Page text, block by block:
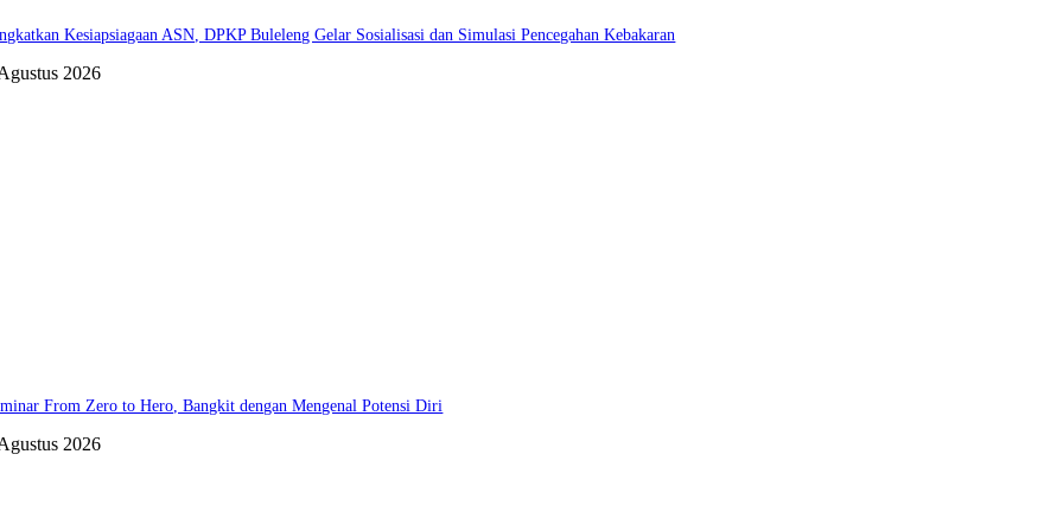
Kesiapsiagaan ASN, DPKP Buleleng Gelar Sosialisasi dan Simulasi Pencegahan Kebakaran
2026
From Zero to Hero, Bangkit dengan Mengenal Potensi Diri
2026